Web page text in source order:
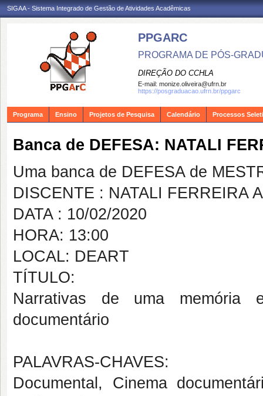
SIGAA - Sistema Integrado de Gestão de Atividades Acadêmicas
PPGARC
PROGRAMA DE PÓS-
DIREÇÃO DO CCHLA
E-mail: monize.oliveira@ufrn.br
https://posgraduacao.ufrn.br/ppgarc
Programa Ensino Projetos de Pesquisa Calendário Processos
Banca de DEFESA: NATALI
Uma banca de DEFESA de
DISCENTE : NATALI FERREIRA
DATA : 10/02/2020
HORA: 13:00
LOCAL: DEART
TÍTULO:
Narrativas de uma memória
documentário
PALAVRAS-CHAVES:
Documental, Cinema